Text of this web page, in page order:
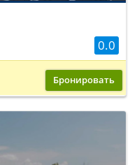
0.0
Бронировать